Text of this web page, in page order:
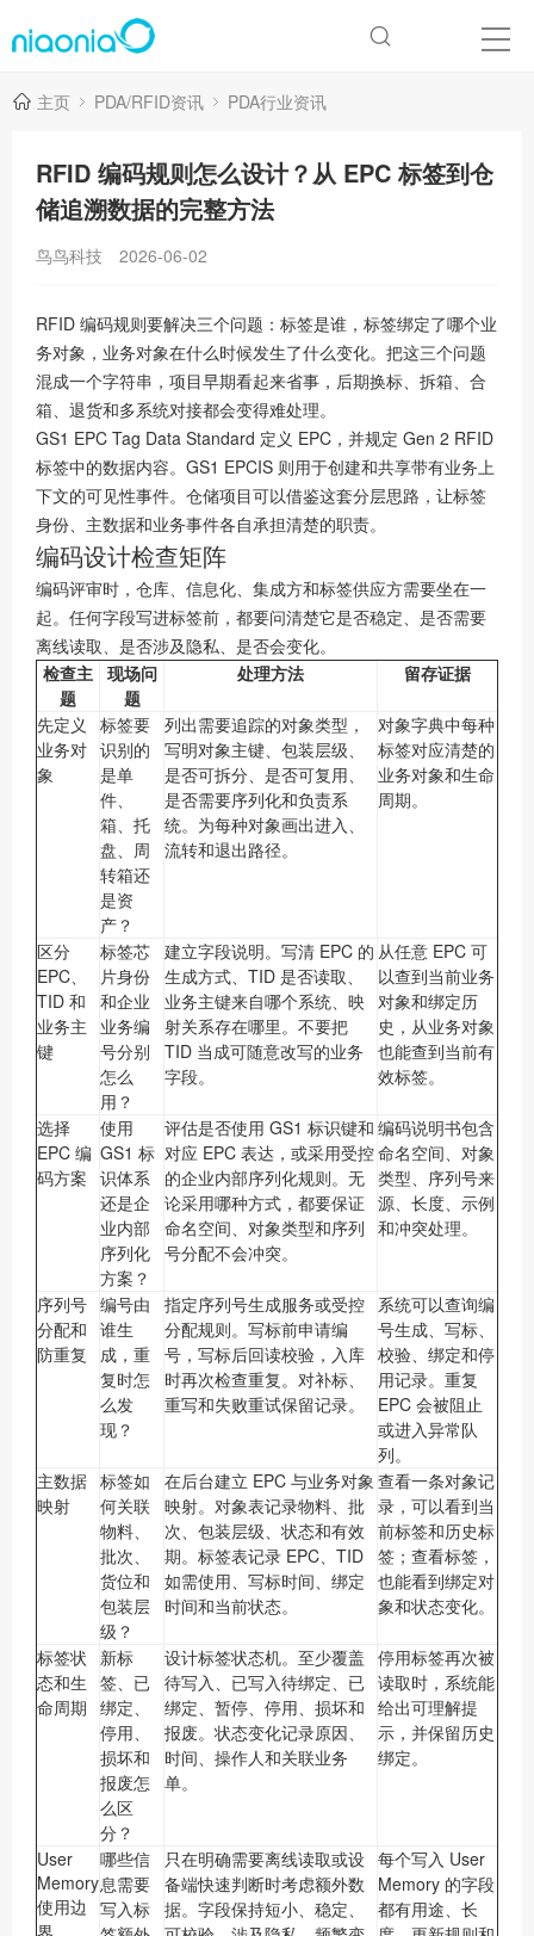
主页 PDA/RFID资讯 PDA行业资讯
RFID 编码规则怎么设计？从 EPC 标签到仓
储追溯数据的完整方法
鸟鸟科技 2026-06-02
RFID 编码规则要解决三个问题：标签是谁，标签绑定了哪个业
务对象，业务对象在什么时候发生了什么变化。把这三个问题
混成一个字符串，项目早期看起来省事，后期换标、拆箱、合
箱、退货和多系统对接都会变得难处理。
GS1 EPC Tag Data Standard 定义 EPC，并规定 Gen 2 RFID
标签中的数据内容。GS1 EPCIS 则用于创建和共享带有业务上
下文的可见性事件。仓储项目可以借鉴这套分层思路，让标签
身份、主数据和业务事件各自承担清楚的职责。
编码设计检查矩阵
编码评审时，仓库、信息化、集成方和标签供应方需要坐在一
起。任何字段写进标签前，都要问清楚它是否稳定、是否需要
离线读取、是否涉及隐私、是否会变化。
检查主
题
现场问
题
处理方法 留存证据
先定义
业务对
象
标签要
识别的
是单
件、
箱、托
盘、周
转箱还
是资
产？
列出需要追踪的对象类型，
写明对象主键、包装层级、
是否可拆分、是否可复用、
是否需要序列化和负责系
统。为每种对象画出进入、
流转和退出路径。
对象字典中每种
标签对应清楚的
业务对象和生命
周期。
区分
EPC、
TID 和
业务主
键
标签芯
片身份
和企业
业务编
号分别
怎么
用？
建立字段说明。写清 EPC 的
生成方式、TID 是否读取、
业务主键来自哪个系统、映
射关系存在哪里。不要把
TID 当成可随意改写的业务
字段。
从任意 EPC 可
以查到当前业务
对象和绑定历
史，从业务对象
也能查到当前有
效标签。
选择
EPC 编
码方案
使用
GS1 标
识体系
还是企
业内部
序列化
方案？
评估是否使用 GS1 标识键和
对应 EPC 表达，或采用受控
的企业内部序列化规则。无
论采用哪种方式，都要保证
命名空间、对象类型和序列
号分配不会冲突。
编码说明书包含
命名空间、对象
类型、序列号来
源、长度、示例
和冲突处理。
序列号
分配和
防重复
编号由
谁生
成，重
复时怎
么发
现？
指定序列号生成服务或受控
分配规则。写标前申请编
号，写标后回读校验，入库
时再次检查重复。对补标、
重写和失败重试保留记录。
系统可以查询编
号生成、写标、
校验、绑定和停
用记录。重复
EPC 会被阻止
或进入异常队
列。
主数据
映射
标签如
何关联
物料、
批次、
货位和
包装层
级？
在后台建立 EPC 与业务对象
映射。对象表记录物料、批
次、包装层级、状态和有效
期。标签表记录 EPC、TID
如需使用、写标时间、绑定
时间和当前状态。
查看一条对象记
录，可以看到当
前标签和历史标
签；查看标签，
也能看到绑定对
象和状态变化。
标签状
态和生
命周期
新标
签、已
绑定、
停用、
损坏和
报废怎
么区
分？
设计标签状态机。至少覆盖
待写入、已写入待绑定、已
绑定、暂停、停用、损坏和
报废。状态变化记录原因、
时间、操作人和关联业务
单。
停用标签再次被
读取时，系统能
给出可理解提
示，并保留历史
绑定。
User
Memory
使用边
界
哪些信
息需要
写入标
只在明确需要离线读取或设
备端快速判断时考虑额外数
据。字段保持短小、稳定、
每个写入 User
Memory 的字段
都有用途、长